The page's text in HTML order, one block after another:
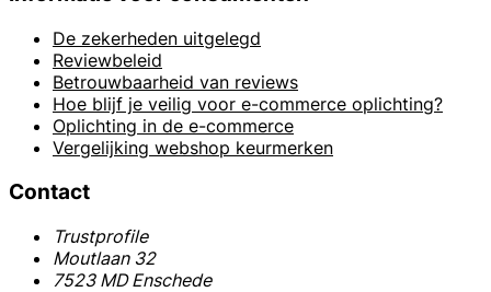
De zekerheden uitgelegd
Reviewbeleid
Betrouwbaarheid van reviews
Hoe blijf je veilig voor e-commerce oplichting?
Oplichting in de e-commerce
Vergelijking webshop keurmerken
Contact
Trustprofile
Moutlaan 32
7523 MD Enschede